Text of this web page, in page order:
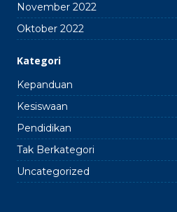
November 2022
Oktober 2022
Kategori
Kepanduan
Kesiswaan
Pendidikan
Tak Berkategori
Uncategorized